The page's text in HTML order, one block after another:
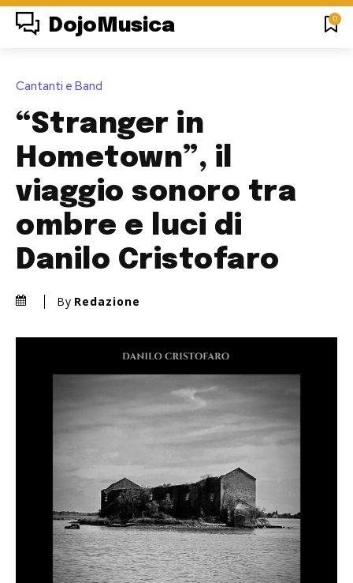
DojoMusica 0
Cantanti e Band
“Stranger in
Hometown”, il
viaggio sonoro tra
ombre e luci di
Danilo Cristofaro
By Redazione